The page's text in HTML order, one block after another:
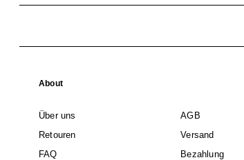
About
Über uns
AGB
Retouren
Versand
FAQ
Bezahlung